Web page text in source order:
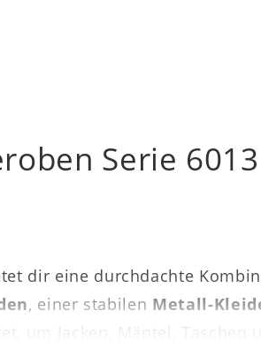
Serie 6013
dir eine durchdachte
, einer stabilen Metall-
um Jacken, Mäntel, Taschen